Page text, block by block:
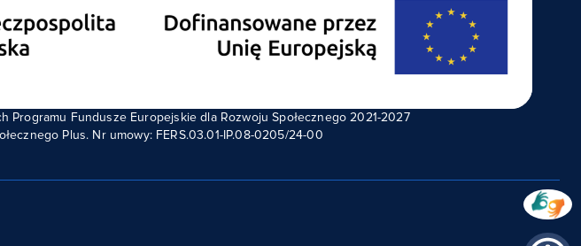
Programu Fundusze Europejskie dla Rozwoju Społecznego 2021-2027
Plus. Nr umowy: FERS.03.01-IP.08-0205/24-00